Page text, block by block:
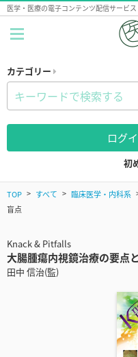
医学・医療の電子コンテンツ配信サービス
カテゴリー
ログ
初
TOP すべて 臨床医学・内科系
盲点
Knack & Pitfalls
大腸腫瘍内視鏡治療の要点
田中 信治(監)